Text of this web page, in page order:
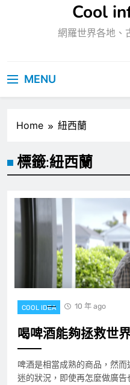
Cool
網羅世界各地、
MENU
Home 紐西蘭
標籤:紐西蘭
COOL IDEA 10 年 ago
喝啤酒能夠拯救世
啤酒是相當成熟的商品，然
迷的狀況，即使再怎麼做廣